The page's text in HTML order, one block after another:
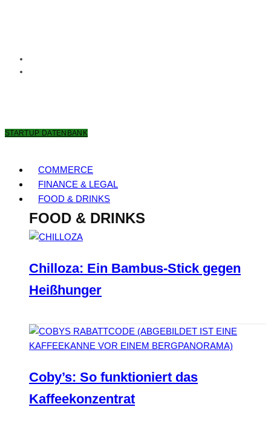
STARTUP DATENBANK
COMMERCE
FINANCE & LEGAL
FOOD & DRINKS
FOOD & DRINKS
Chilloza: Ein Bambus-Stick gegen
Heißhunger
Coby’s: So funktioniert das
Kaffeekonzentrat